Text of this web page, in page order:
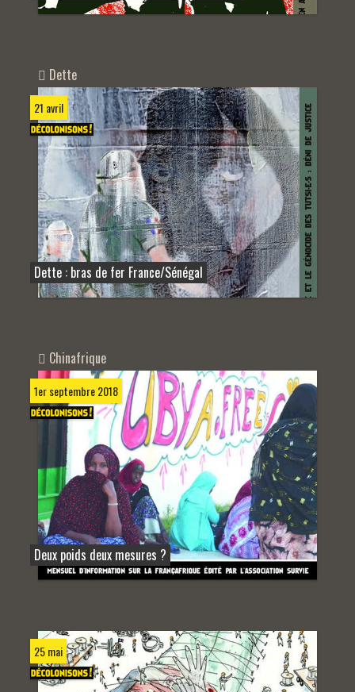
Dette
21 avril
Dette : bras de fer France/Sénégal
Chinafrique
1er septembre 2018
Deux poids deux mesures ?
25 mai